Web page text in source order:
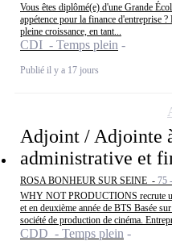
Vous êtes diplômé(e) d'une Grande
appétence pour la finance d'entreprise
pleine croissance, en tant...
CDI - Temps plein
Publié il y a 17 jours
Adjoint / Adjointe
administrative et
ROSA BONHEUR SUR SEINE - 75
WHY NOT PRODUCTIONS recrute
et en deuxième année de BTS Basée
société de production de cinéma.
CDD - Temps plein